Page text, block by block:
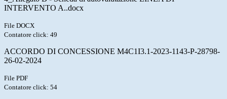
INTERVENTO A..docx
File DOCX
Contatore click: 49
ACCORDO DI CONCESSIONE M4C1I3.1-2023-1143-P-28798-
26-02-2024
File PDF
Contatore click: 54